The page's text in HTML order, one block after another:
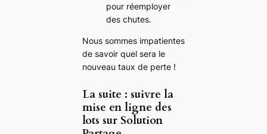
pour réemployer
des chutes.
Nous sommes impatientes
de savoir quel sera le
nouveau taux de perte !
La suite : suivre la
mise en ligne des
lots sur Solution